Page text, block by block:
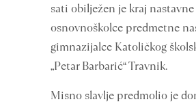
sati obilježen je kraj
osnovnoškolce predmetne
gimnazijalce Katoličkog
„Petar Barbarić“ Travnik.
Misno slavlje predmolio je